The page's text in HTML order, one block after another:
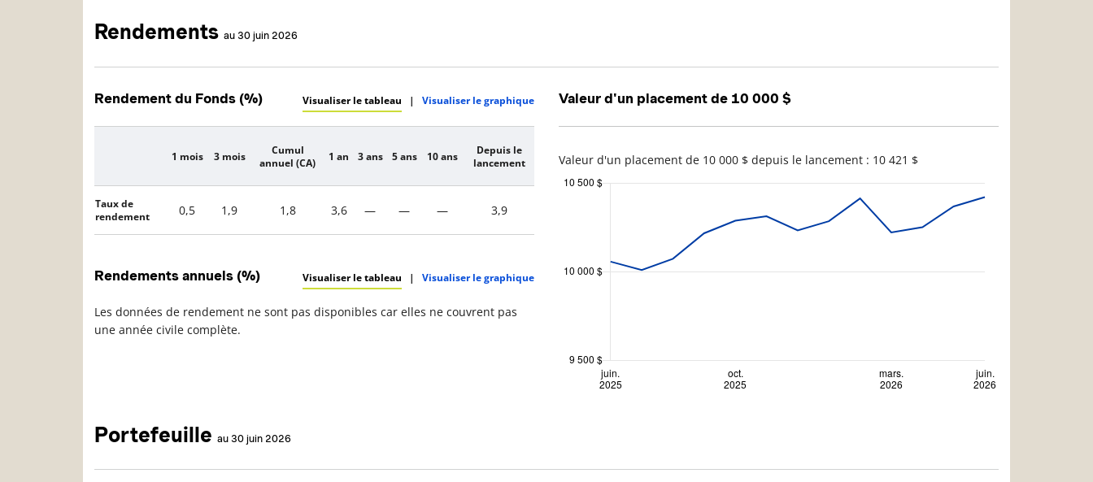
Rendements au 30 juin 2026
Rendement du Fonds (%) Visualiser le tableau | Visualiser le graphique
Description
1 mois 3 mois
Cumul
annuel (CA)
1 an 3 ans 5 ans 10 ans
Depuis le
lancement
Taux de
rendement
0,5 1,9 1,8 3,6 — — — 3,9
Rendements annuels (%) Visualiser le tableau | Visualiser le graphique
Les données de rendement ne sont pas disponibles car elles ne couvrent pas
une année civile complète.
Valeur d'un placement de 10 000 $
Valeur d'un placement de 10 000 $ depuis le lancement : 10 421 $
Portefeuille au 30 juin 2026